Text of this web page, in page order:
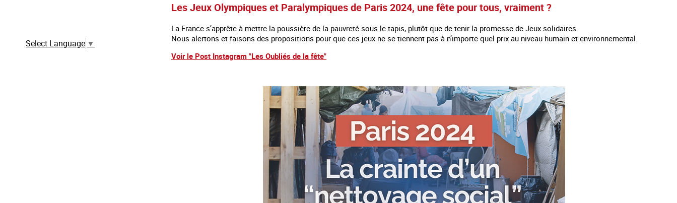
Select Language ▼
Les Jeux Olympiques et Paralympiques de Paris 2024, une fête pour tous, vraiment ?
La France s’apprête à mettre la poussière de la pauvreté sous le tapis, plutôt que de tenir la promesse de Jeux solidaires.
Nous alertons et faisons des propositions pour que ces jeux ne se tiennent pas à n’importe quel prix au niveau humain et environnemental.
Voir le Post Instagram "Les Oubliés de la fête"